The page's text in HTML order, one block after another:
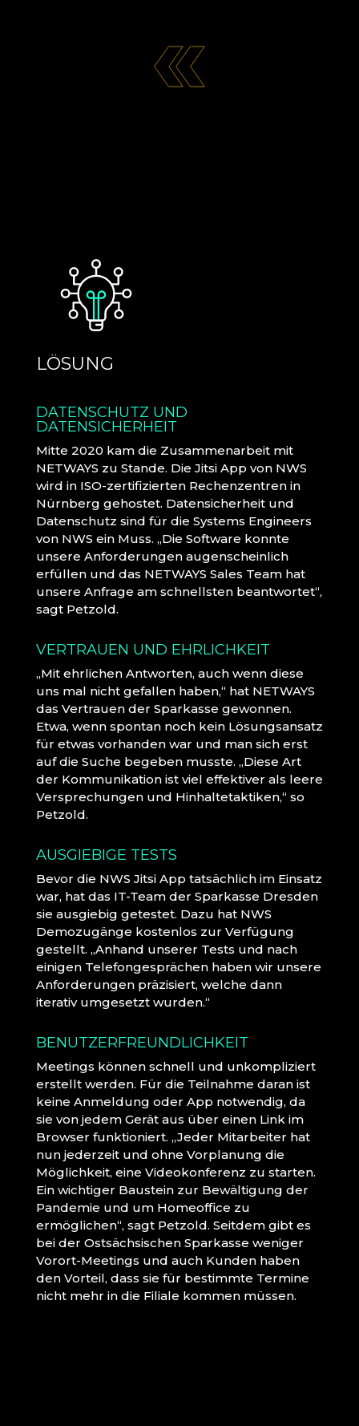
LÖSUNG
DATENSCHUTZ UND
DATENSICHERHEIT
Mitte 2020 kam die Zusammenarbeit mit
NETWAYS zu Stande. Die Jitsi App von NWS
wird in ISO-zertifizierten Rechenzentren in
Nürnberg gehostet. Datensicherheit und
Datenschutz sind für die Systems Engineers
von NWS ein Muss. „Die Software konnte
unsere Anforderungen augenscheinlich
erfüllen und das NETWAYS Sales Team hat
unsere Anfrage am schnellsten beantwortet“,
sagt Petzold.
VERTRAUEN UND EHRLICHKEIT
„Mit ehrlichen Antworten, auch wenn diese
uns mal nicht gefallen haben,“ hat NETWAYS
das Vertrauen der Sparkasse gewonnen.
Etwa, wenn spontan noch kein Lösungsansatz
für etwas vorhanden war und man sich erst
auf die Suche begeben musste. „Diese Art
der Kommunikation ist viel effektiver als leere
Versprechungen und Hinhaltetaktiken,“ so
Petzold.
AUSGIEBIGE TESTS
Bevor die NWS Jitsi App tatsächlich im Einsatz
war, hat das IT-Team der Sparkasse Dresden
sie ausgiebig getestet. Dazu hat NWS
Demozugänge kostenlos zur Verfügung
gestellt. „Anhand unserer Tests und nach
einigen Telefongesprächen haben wir unsere
Anforderungen präzisiert, welche dann
iterativ umgesetzt wurden.“
BENUTZERFREUNDLICHKEIT
Meetings können schnell und unkompliziert
erstellt werden. Für die Teilnahme daran ist
keine Anmeldung oder App notwendig, da
sie von jedem Gerät aus über einen Link im
Browser funktioniert. „Jeder Mitarbeiter hat
nun jederzeit und ohne Vorplanung die
Möglichkeit, eine Videokonferenz zu starten.
Ein wichtiger Baustein zur Bewältigung der
Pandemie und um Homeoffice zu
ermöglichen“, sagt Petzold. Seitdem gibt es
bei der Ostsächsischen Sparkasse weniger
Vorort-Meetings und auch Kunden haben
den Vorteil, dass sie für bestimmte Termine
nicht mehr in die Filiale kommen müssen.